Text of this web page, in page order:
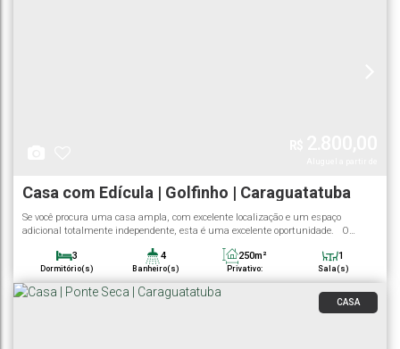
Casa com Edícula | Golfinho | Caraguatatuba
3
Dormitório(s)
4
Banheiro(s) Privativo:
250m² 1
Sala(s)
Suíte(s) Total:
Se você procura uma casa ampla, com excelente localização e um espaço
adicional totalmente independente, esta é uma excelente oportunidade. O
Reginaldo da Costa), aproximadamente 500 metros da Rodovia Rio-Santos, em
uma região com fácil acesso ao Centro de Caraguatatuba, às praias, ao
Travessão e aos...
CASA